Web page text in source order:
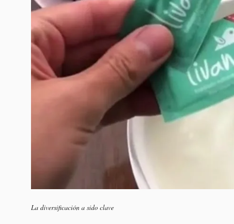
La diversificación a sido clave